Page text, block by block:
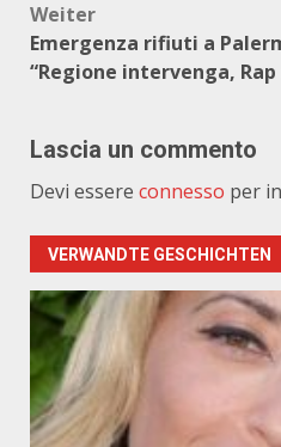
Weiter
Emergenza rifiuti a
“Regione intervenga,
Lascia un commento
Devi essere connesso per
VERWANDTE GESCHICHTEN